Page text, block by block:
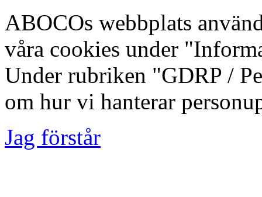
ABOCOs webbplats
våra cookies under
Under rubriken "GDRP /
om hur vi hanterar
Jag förstår